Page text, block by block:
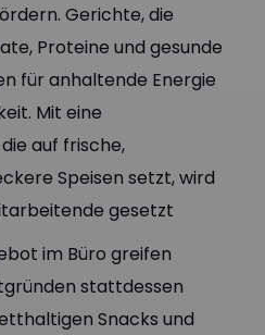
Gerichte, die
Proteine und gesunde
für anhaltende Energie
Mit eine
auf frische,
Speisen setzt, wird
gesetzt
im Büro greifen
stattdessen
Snacks und